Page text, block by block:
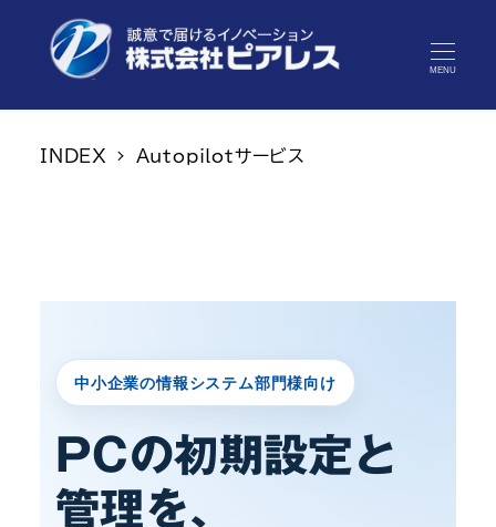
MENU
INDEX Autopilotサービス
中小企業の情報システム部門様向け
PCの初期設定と
管理を、